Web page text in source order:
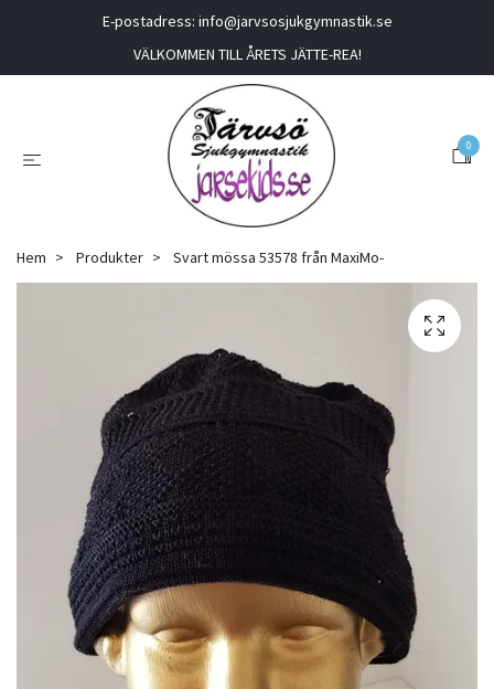
E-postadress: info@jarvsosjukgymnastik.se
VÄLKOMMEN TILL ÅRETS JÄTTE-REA!
0
Hem Produkter Svart mössa 53578 från MaxiMo-